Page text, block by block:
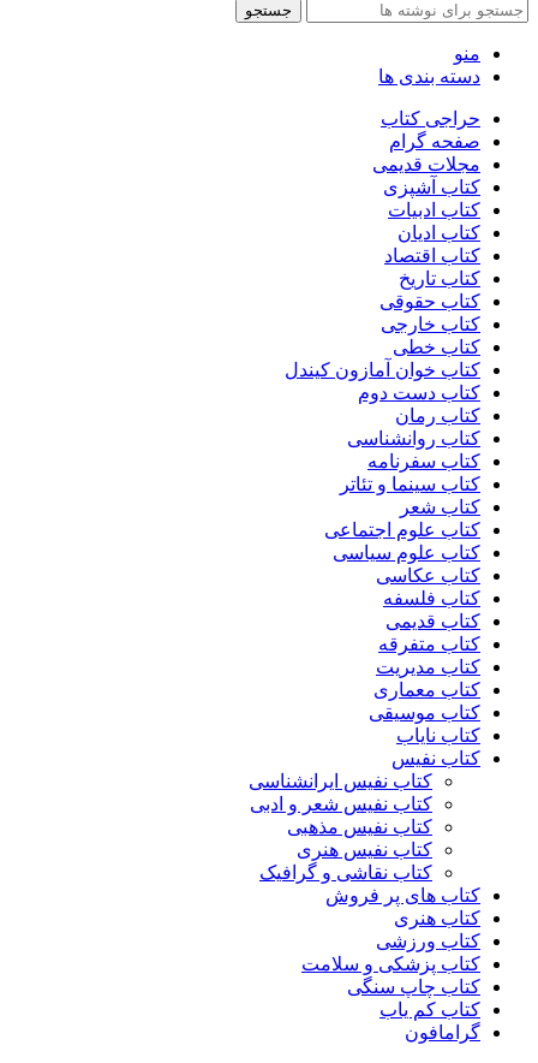
جستجو
منو
دسته بندی ها
حراجی کتاب
صفحه گرام
مجلات قدیمی
کتاب آشپزی
کتاب ادبیات
کتاب ادیان
کتاب اقتصاد
کتاب تاریخ
کتاب حقوقی
کتاب خارجی
کتاب خطی
کتاب خوان آمازون کیندل
کتاب دست دوم
کتاب رمان
کتاب روانشناسی
کتاب سفرنامه
کتاب سینما و تئاتر
کتاب شعر
کتاب علوم اجتماعی
کتاب علوم سیاسی
کتاب عکاسی
کتاب فلسفه
کتاب قدیمی
کتاب متفرقه
کتاب مدیریت
کتاب معماری
کتاب موسیقی
کتاب نایاب
کتاب نفیس
کتاب نفیس ایرانشناسی
کتاب نفیس شعر و ادبی
کتاب نفیس مذهبی
کتاب نفیس هنری
کتاب نقاشی و گرافیک
کتاب های پر فروش
کتاب هنری
کتاب ورزشی
کتاب پزشکی و سلامت
کتاب چاپ سنگی
کتاب کم یاب
گرامافون